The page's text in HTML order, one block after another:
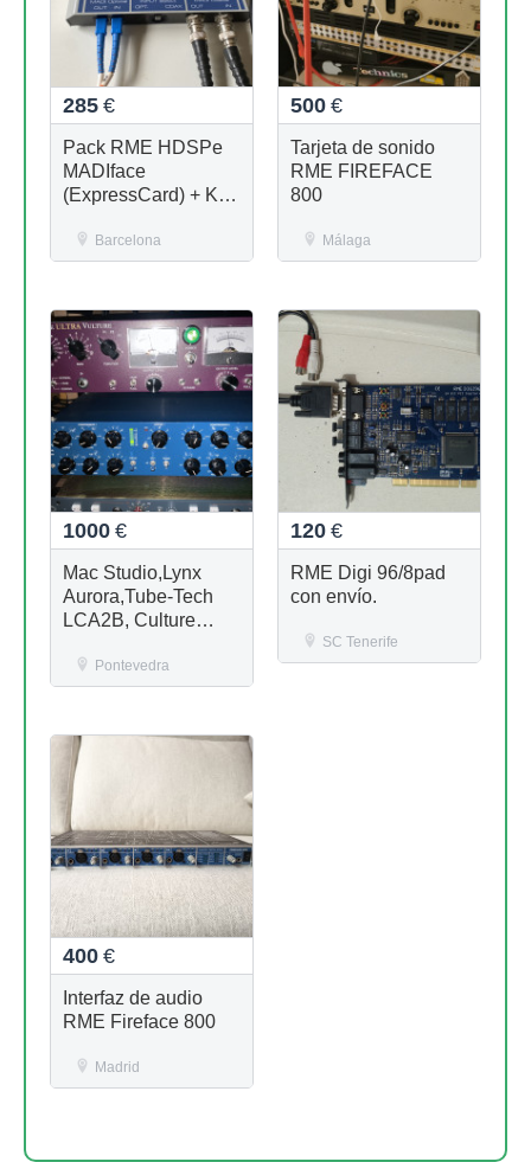
285 €
Pack RME HDSPe
MADIface
(ExpressCard) + Kit
MADIBarcelona
500 €
Tarjeta de sonido
RME FIREFACE
800
Málaga
1000 €
Mac Studio,Lynx
Aurora,Tube-Tech
LCA2B, Culture
Apogee, Lavry
Pontevedra
120 €
RME Digi 96/8pad
con envío.
SC Tenerife
400 €
Interfaz de audio
RME Fireface 800
Madrid